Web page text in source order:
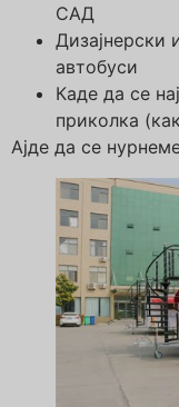
САД
Дизајнерски
автобуси
Каде да се
приколка
Ајде да се